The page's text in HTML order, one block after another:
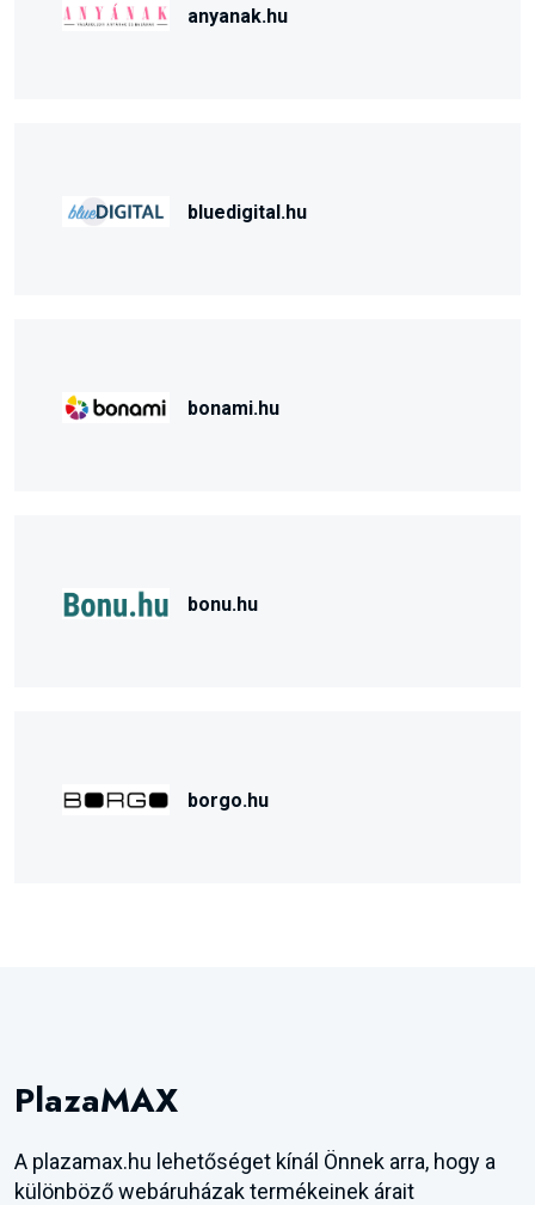
anyanak.hu
bluedigital.hu
bonami.hu
bonu.hu
borgo.hu
PlazaMAX
A plazamax.hu lehetőséget kínál Önnek arra, hogy a
különböző webáruházak termékeinek árait